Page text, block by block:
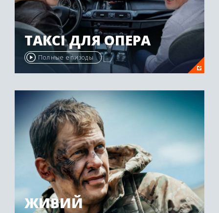
ТАКСІ ДЛЯ ОПЕРА
Полные епизоды
ЖИВИЙ